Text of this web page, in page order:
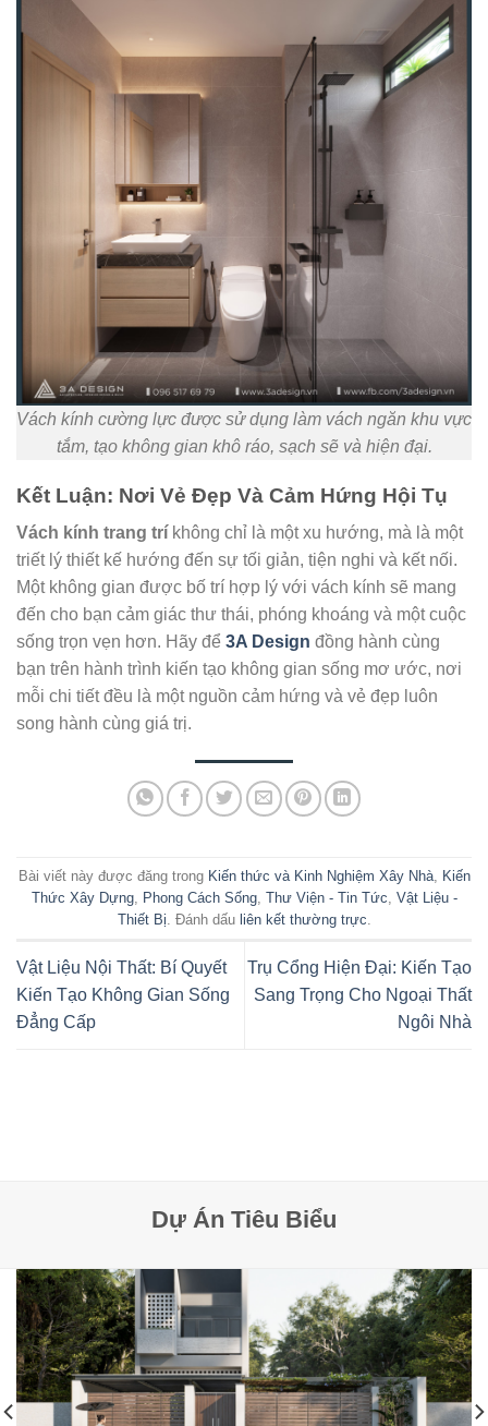
Vách kính cường lực được sử dụng làm vách ngăn khu vực
tắm, tạo không gian khô ráo, sạch sẽ và hiện đại.
Kết Luận: Nơi Vẻ Đẹp Và Cảm Hứng Hội Tụ
Vách kính trang trí không chỉ là một xu hướng, mà là một
triết lý thiết kế hướng đến sự tối giản, tiện nghi và kết nối.
Một không gian được bố trí hợp lý với vách kính sẽ mang
đến cho bạn cảm giác thư thái, phóng khoáng và một cuộc
sống trọn vẹn hơn. Hãy để 3A Design đồng hành cùng
bạn trên hành trình kiến tạo không gian sống mơ ước, nơi
mỗi chi tiết đều là một nguồn cảm hứng và vẻ đẹp luôn
song hành cùng giá trị.
Bài viết này được đăng trong Kiến thức và Kinh Nghiệm Xây Nhà, Kiến
Thức Xây Dựng, Phong Cách Sống, Thư Viện - Tin Tức Vật Liệu -
Thiết Bị . Đánh dấu liên kết thường trực
Vật Liệu Nội Thất: Bí Quyết
Kiến Tạo Không Gian Sống
Đẳng Cấp
Trụ Cổng Hiện Đại: Kiến Tạo
Sang Trọng Cho Ngoại Thất
Ngôi Nhà
Dự Án Tiêu Biểu